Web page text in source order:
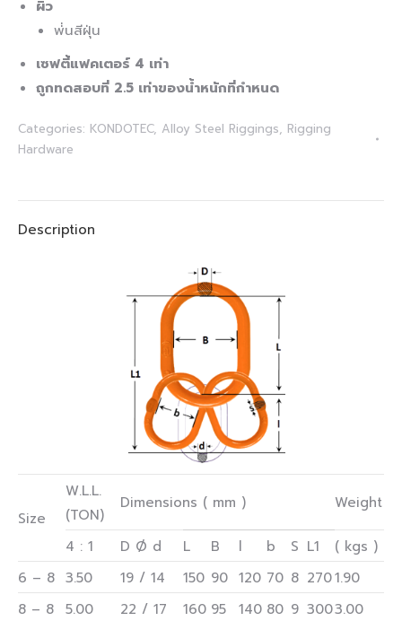
ผิว
พ่่นสีฝุ่น
เซฟตี้แฟคเตอร์ 4 เท่า
ถูกทดสอบที่ 2.5 เท่าของน้ำหนักที่กำหนด
Categories: KONDOTEC, Alloy Steel Riggings, Rigging
Hardware
Description
Size
W.L.L.
(TON)
Dimensions ( mm ) Weight
4 : 1 D Ø d L B l b S L1
( kgs )
6 – 8 3.50 19 / 14 150 90 120 70 8 2701.90
8 – 8 5.00 22 / 17 160 95 140 80 9 3003.00